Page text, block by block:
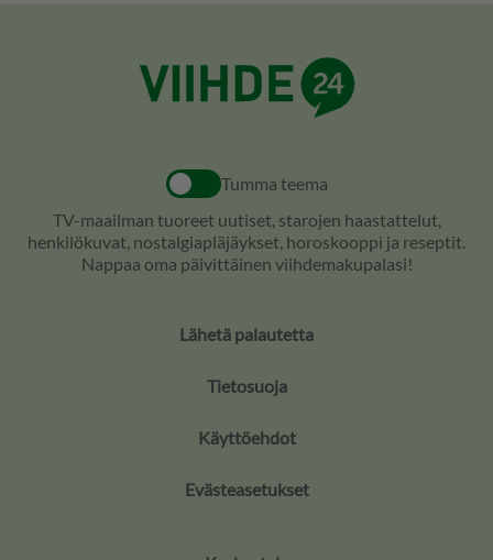
Tumma teema
TV-maailman tuoreet uutiset, starojen haastattelut,
henkilökuvat, nostalgiapläjäykset, horoskooppi ja reseptit.
Nappaa oma päivittäinen viihdemakupalasi!
Lähetä palautetta
Tietosuoja
Käyttöehdot
Evästeasetukset